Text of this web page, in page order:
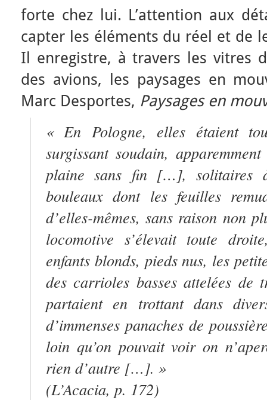
forte chez lui. L’attention aux
capter les éléments du réel et de
Il enregistre, à travers les vitres
des avions, les paysages en
Marc Desportes, Paysages en
« En Pologne, elles étaient
surgissant soudain,
plaine sans fin […], solitaires
bouleaux dont les feuilles
d’elles-mêmes, sans raison non
locomotive s’élevait toute
enfants blonds, pieds nus, les
des carrioles basses attelées de
partaient en trottant dans
d’immenses panaches de
loin qu’on pouvait voir on
rien d’autre […]. »
(L’Acacia, p. 172)